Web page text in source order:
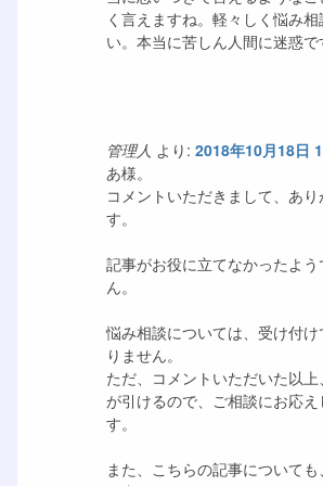
く言えますね。軽々しく悩み
い。本当に苦しん人間に迷惑で
管理人 より: 2018年10月18日
あ様。
コメントいただきまして、あ
す。
記事がお役に立てなかったよ
ん。
悩み相談については、受け付
りません。
ただ、コメントいただいた以
が引けるので、ご相談にお応
す。
また、こちらの記事について